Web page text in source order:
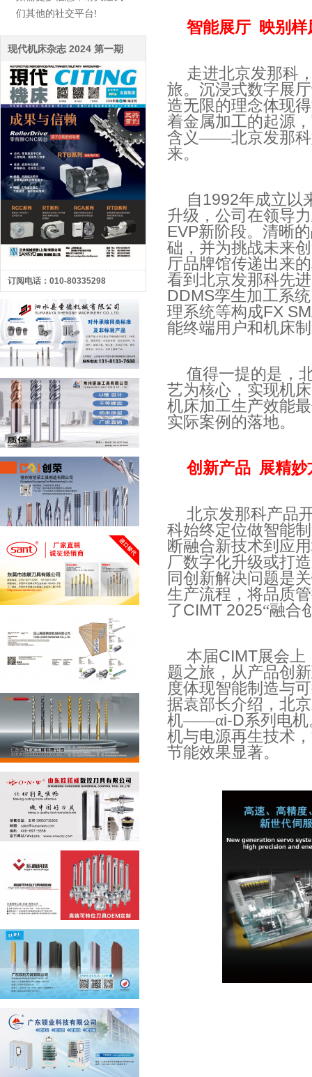
们其他的社交平台!
现代机床杂志 2024 第一期
订阅电话：010-80335298
智能展厅 映别样
走进北京发那科
旅。沉浸式数字展
造无限的理念体现
着金属加工的起源
含义——北京发那科
来。
自1992年成立以
升级，公司在领导
EVP新阶段。清晰
础，并为挑战未来
厅品牌馆传递出来
看到北京发那科先
DDMS孪生加工系
理系统等构成FX
能终端用户和机床
值得一提的是，
艺为核心，实现机
机床加工生产效能
实际案例的落地。
创新产品 展精妙
北京发那科产品
科始终定位做智能
断融合新技术到应
厂数字化升级或打
同创新解决问题是
生产流程，将品质
了CIMT 2025“融合
本届CIMT展会上
题之旅，从产品创
度体现智能制造与
据袁部长介绍，北
机——αi-D系列电
机与电源再生技术
节能效果显著。